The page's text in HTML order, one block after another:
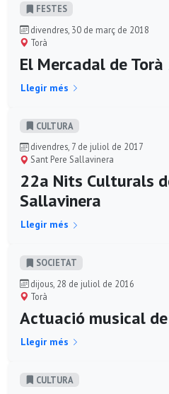
FESTES
divendres, 30 de març de 2018
Torà
El Mercadal de
Llegir més
CULTURA
divendres, 7 de juliol de 2017
Sant Pere Sallavinera
22a Nits Culturals
Sallavinera
Llegir més
SOCIETAT
dijous, 28 de juliol de 2016
Torà
Actuació musical
Llegir més
CULTURA